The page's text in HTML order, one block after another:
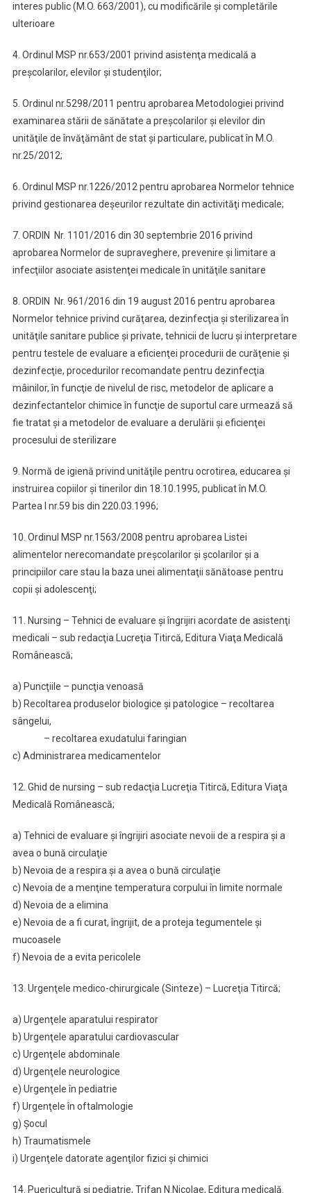
interes public (M.O. 663/2001), cu modificările şi completările
ulterioare
4. Ordinul MSP nr.653/2001 privind asistenţa medicală a
preşcolarilor, elevilor şi studenţilor;
5. Ordinul nr.5298/2011 pentru aprobarea Metodologiei privind
examinarea stării de sănătate a preşcolarilor şi elevilor din
unităţile de învăţământ de stat şi particulare, publicat în M.O.
nr.25/2012;
6. Ordinul MSP nr.1226/2012 pentru aprobarea Normelor tehnice
privind gestionarea deşeurilor rezultate din activităţi medicale;
7. ORDIN Nr. 1101/2016 din 30 septembrie 2016 privind
aprobarea Normelor de supraveghere, prevenire şi limitare a
infecţiilor asociate asistenţei medicale în unităţile sanitare
8. ORDIN Nr. 961/2016 din 19 august 2016 pentru aprobarea
Normelor tehnice privind curăţarea, dezinfecţia şi sterilizarea în
unităţile sanitare publice şi private, tehnicii de lucru şi interpretare
pentru testele de evaluare a eficienţei procedurii de curăţenie şi
dezinfecţie, procedurilor recomandate pentru dezinfecţia
mâinilor, în funcţie de nivelul de risc, metodelor de aplicare a
dezinfectantelor chimice în funcţie de suportul care urmează să
fie tratat şi a metodelor de evaluare a derulării şi eficienţei
procesului de sterilizare
9. Normă de igienă privind unităţile pentru ocrotirea, educarea şi
instruirea copiilor şi tinerilor din 18.10.1995, publicat în M.O.
Partea I nr.59 bis din 220.03.1996;
10. Ordinul MSP nr.1563/2008 pentru aprobarea Listei
alimentelor nerecomandate preşcolarilor şi şcolarilor şi a
principiilor care stau la baza unei alimentaţii sănătoase pentru
copii şi adolescenţi;
11. Nursing – Tehnici de evaluare şi îngrijiri acordate de asistenţi
medicali – sub redacţia Lucreţia Titircă, Editura Viaţa Medicală
Românească;
a) Puncţiile – puncţia venoasă
b) Recoltarea produselor biologice şi patologice – recoltarea
sângelui,
– recoltarea exudatului faringian
c) Administrarea medicamentelor
12. Ghid de nursing – sub redacţia Lucreţia Titircă, Editura Viaţa
Medicală Românească;
a) Tehnici de evaluare şi îngrijiri asociate nevoii de a respira şi a
avea o bună circulaţie
b) Nevoia de a respira şi a avea o bună circulaţie
c) Nevoia de a menţine temperatura corpului în limite normale
d) Nevoia de a elimina
e) Nevoia de a fi curat, îngrijit, de a proteja tegumentele şi
mucoasele
f) Nevoia de a evita pericolele
13. Urgenţele medico-chirurgicale (Sinteze) – Lucreţia Titircă;
a) Urgenţele aparatului respirator
b) Urgenţele aparatului cardiovascular
c) Urgenţele abdominale
d) Urgenţele neurologice
e) Urgenţele în pediatrie
f) Urgenţele în oftalmologie
g) Şocul
h) Traumatismele
i) Urgenţele datorate agenţilor fizici şi chimici
14. Puericultură şi pediatrie, Trifan N.Nicolae, Editura medicală.